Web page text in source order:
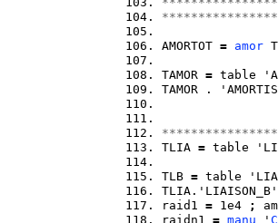
AMORTOT = amor
TAMOR = table
TAMOR .
TLIA = table
TLB = table
raid1 = 1e4 ;
raidn1 = manu '